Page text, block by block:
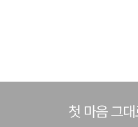
첫 마음 그